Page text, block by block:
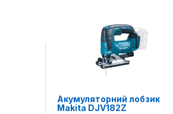
Акумуляторний лобзик
Makita DJV182Z